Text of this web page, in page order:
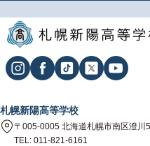
札幌新陽高等学校
〒005-0005 北海道札幌市南区澄川
TEL: 011-821-6161